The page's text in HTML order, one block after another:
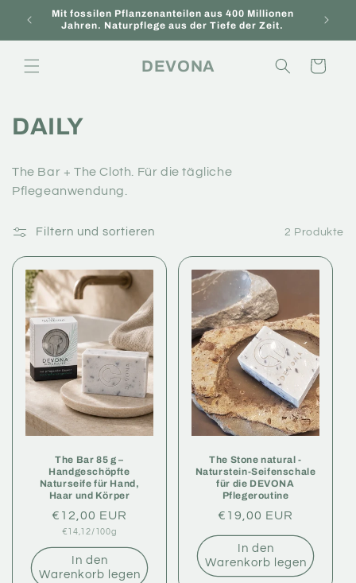
zum
Mit fossilen Pflanzenanteilen aus 400 Millionen
Jahren. Naturpflege aus der Tiefe der Zeit.
Neu
DEVONA Warenkorb
K
t
g
o
e
DAILY
The Bar + The Cloth. Für die tägliche
Pflegeanwendung.
Filtern und sortieren 2 Produkte
The Bar 85 g –
Handgeschöpfte
Naturseife für Hand,
Haar und Körper
Normaler
Preis
€12,00 EUR
Grundpreis
€14,12/100g
In den
Warenkorb legen
The Stone natural -
Naturstein-Seifenschale
für die DEVONA
Pflegeroutine
Normaler
Preis
€19,00 EUR
In den
Warenkorb legen